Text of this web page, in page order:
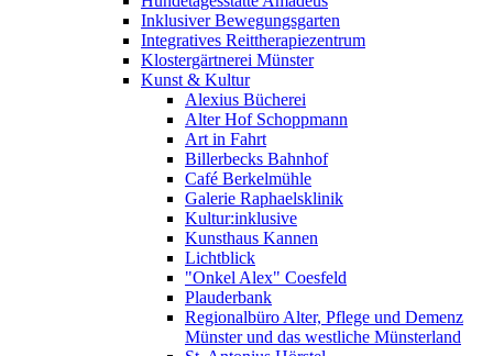
Inklusiver Bewegungsgarten
Integratives Reittherapiezentrum
Klostergärtnerei Münster
Kunst & Kultur
Alexius Bücherei
Alter Hof Schoppmann
Art in Fahrt
Billerbecks Bahnhof
Café Berkelmühle
Galerie Raphaelsklinik
Kultur:inklusive
Kunsthaus Kannen
Lichtblick
"Onkel Alex" Coesfeld
Plauderbank
Regionalbüro Alter, Pflege und Demenz
Münster und das westliche Münsterland